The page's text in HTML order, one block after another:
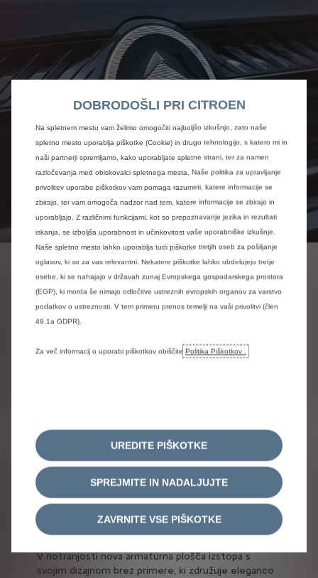
Praktičen in
uporabniku prijazen.
Ob upoštevanju vseh
možnosti
življenje.
PREŠNJI
Sodoben videz
Sprednji del Novega Berlinga je popolnoma
preoblikovan in prevzema novo estetsko identiteto
V notranjosti nova armaturna plošča izstopa s
svojim dizajnom brez primere, ki združuje eleganco
NADALJUJ
DOBRODOŠLI PRI CITROEN
Na spletnem mestu vam želimo omogočiti najboljšo izkušnjo, zato naše
spletno mesto uporablja piškotke (Cookie) in drugo tehnologijo, s katero mi in
naši partnerji spremljamo, kako uporabljate spletne strani, ter za namen
razločevanja med obiskovalci spletnega mesta. Naše politika za upravljanje
privolitev uporabe piškotkov vam pomaga razumeti, katere informacije se
zbirajo, ter vam omogoča nadzor nad tem, katere informacije se zbirajo in
uporabljajo. Z različnimi funkcijami, kot so prepoznavanje jezika in rezultati
iskanja, se izboljša uporabnost in učinkovitost vaše uporabniške izkušnje.
Naše spletno mesto lahko uporablja tudi piškotke tretjih oseb za pošiljanje
oglasov, ki so za vas relevantni. Nekatere piškotke lahko obdelujejo tretje
osebe, ki se nahajajo v državah zunaj Evropskega gospodarskega prostora
(EGP), ki morda še nimajo odločitve ustreznih evropskih organov za varstvo
podatkov o ustreznosti. V tem primeru prenos temelji na vaši privolitvi (člen
49.1a GDPR).
Za več informacij o uporabi piškotkov obiščite Politika Piškotkov .
UREDITE PIŠKOTKE
SPREJMITE IN NADALJUJTE
ZAVRNITE VSE PIŠKOTKE